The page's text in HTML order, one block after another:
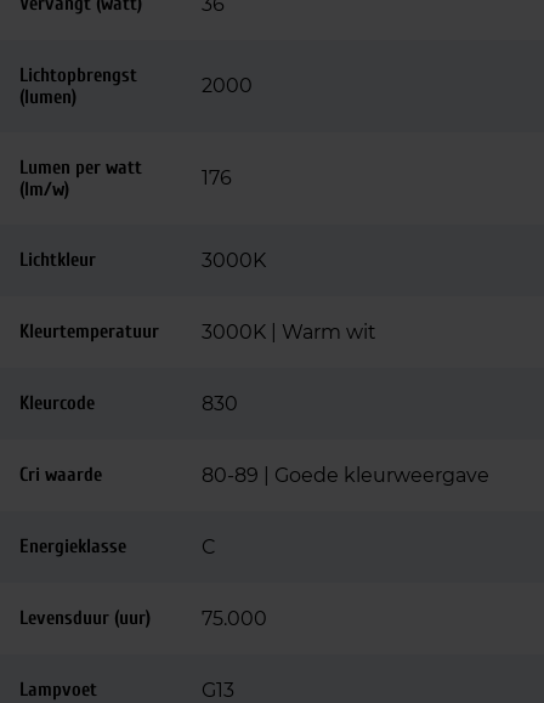
Lichtopbrengst
(lumen)
2000
Lumen per watt
(lm/w)
176
Lichtkleur 3000K
Kleurtemperatuur 3000K | Warm wit
Kleurcode 830
Cri waarde 80-89 | Goede kleurweergave
Energieklasse C
Levensduur (uur) 75.000
Lampvoet G13